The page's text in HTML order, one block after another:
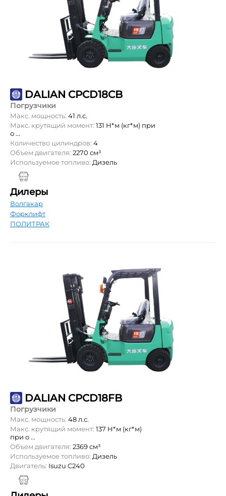
DALIAN CPCD18CB
Погрузчики
Макс. мощность: 41 л.с.
Макс. крутящий момент: 131 Н*м (кг*м) при
о ...
Количество цилиндров: 4
Объем двигателя: 2270 см³
Используемое топливо: Дизель
Дилеры
Волгакар
Форклифт
ПОЛИТРАК
DALIAN CPCD18FB
Погрузчики
Макс. мощность: 48 л.с.
Макс. крутящий момент: 137 Н*м (кг*м)
при о ...
Объем двигателя: 2369 см³
Используемое топливо: Дизель
Двигатель: Isuzu C240